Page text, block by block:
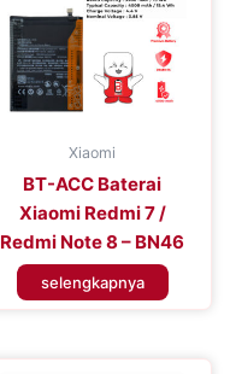
Xiaomi
BT-ACC Baterai
Xiaomi Redmi 7 /
Redmi Note 8 – BN46
selengkapnya